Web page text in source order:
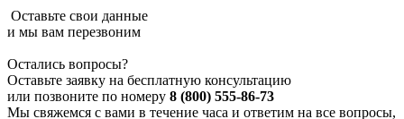
Оставьте свои данные
и мы вам перезвоним
Остались вопросы?
Оставьте заявку на бесплатную консультацию
или позвоните по номеру 8 (800) 555-86-73
Мы свяжемся с вами в течение часа и ответим на все вопросы,